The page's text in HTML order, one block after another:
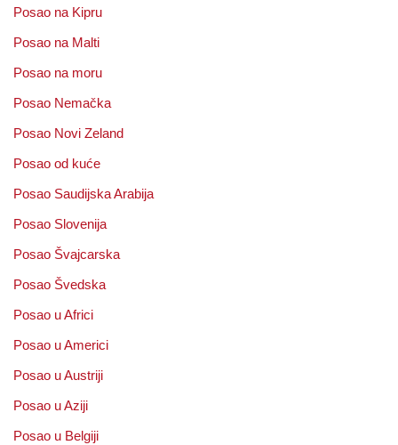
Posao na Kipru
Posao na Malti
Posao na moru
Posao Nemačka
Posao Novi Zeland
Posao od kuće
Posao Saudijska Arabija
Posao Slovenija
Posao Švajcarska
Posao Švedska
Posao u Africi
Posao u Americi
Posao u Austriji
Posao u Aziji
Posao u Belgiji